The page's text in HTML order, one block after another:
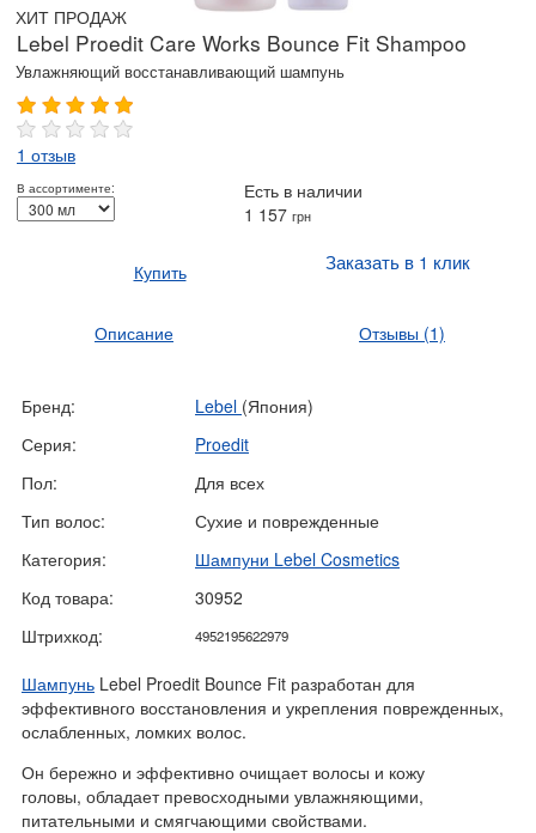
ХИТ ПРОДАЖ
Lebel Proedit Care Works Bounce Fit Shampoo
Увлажняющий восстанавливающий шампунь
1 отзыв
В ассортименте:
Есть в наличии
1 157 грн
Купить Заказать в 1 клик
Описание Отзывы (1)
Бренд: Lebel (Япония)
Серия:
Proedit
Пол:
Для всех
Тип волос:
Сухие и поврежденные
Категория:
Шампуни Lebel Cosmetics
Код товара:
30952
Штрихкод:
4952195622979
Шампунь Lebel Proedit Bounce Fit разработан для
эффективного восстановления и укрепления поврежденных,
ослабленных, ломких волос.
Он бережно и эффективно очищает волосы и кожу
головы, обладает превосходными увлажняющими,
питательными и смягчающими свойствами.